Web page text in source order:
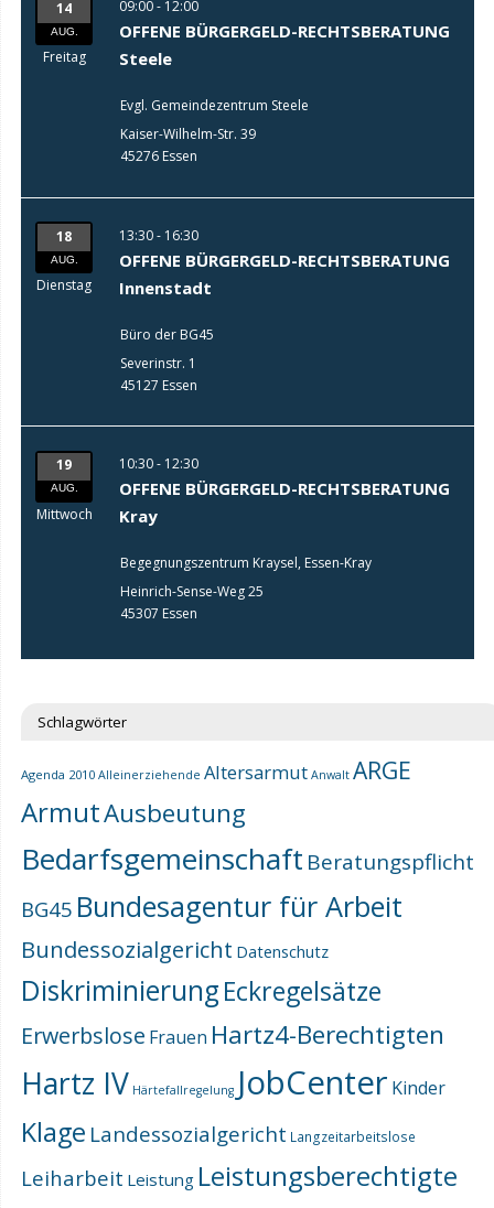
14
AUG.
Freitag
09:00 - 12:00
OFFENE BÜRGERGELD-RECHTSBERATUNG
Steele
Evgl. Gemeindezentrum Steele
Kaiser-Wilhelm-Str. 39
45276 Essen
18
AUG.
Dienstag
13:30 - 16:30
OFFENE BÜRGERGELD-RECHTSBERATUNG
Innenstadt
Büro der BG45
Severinstr. 1
45127 Essen
19
AUG.
Mittwoch
10:30 - 12:30
OFFENE BÜRGERGELD-RECHTSBERATUNG
Kray
Begegnungszentrum Kraysel, Essen-Kray
Heinrich-Sense-Weg 25
45307 Essen
Schlagwörter
Agenda 2010 Alleinerziehende Altersarmut Anwalt ARGE
ArmutAusbeutung
Bedarfsgemeinschaft Beratungspflicht
BG45 Bundesagentur für Arbeit
Bundessozialgericht Datenschutz
DiskriminierungEckregelsätze
Erwerbslose Frauen Hartz4-Berechtigten
Hartz IV Härtefallregelung JobCenter Kinder
Klage Landessozialgericht Langzeitarbeitslose
Leiharbeit Leistung Leistungsberechtigte